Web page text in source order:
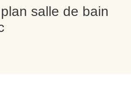
salle de bain